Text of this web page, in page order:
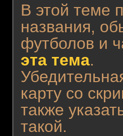
В этой теме
названия,
футболов и
эта тема.
карту со
также
такой.